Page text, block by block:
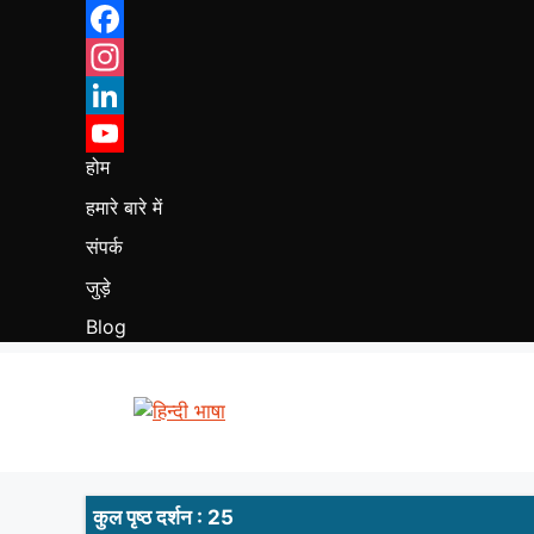
Facebook
Instagram
LinkedIn
YouTube
होम
हमारे बारे में
संपर्क
जुड़े
Blog
कुल पृष्ठ दर्शन : 25